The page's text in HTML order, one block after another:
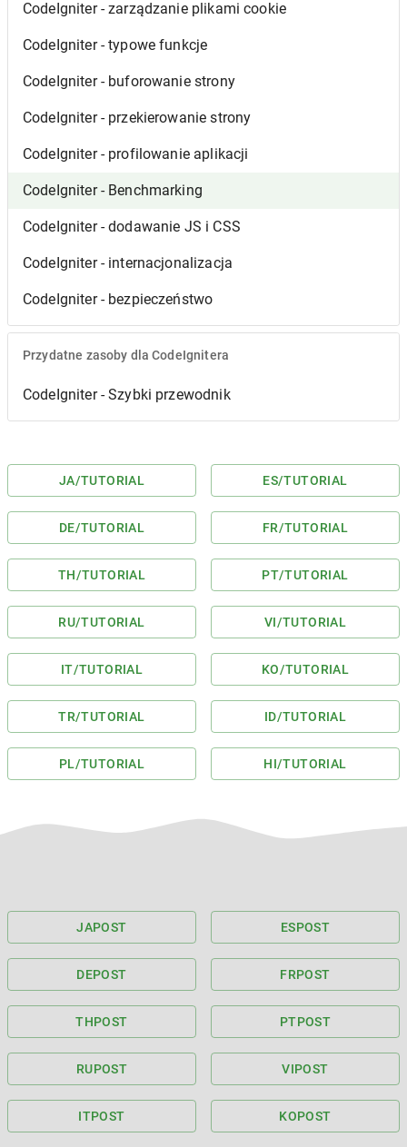
CodeIgniter - zarządzanie plikami cookie
CodeIgniter - typowe funkcje
CodeIgniter - buforowanie strony
CodeIgniter - przekierowanie strony
CodeIgniter - profilowanie aplikacji
CodeIgniter - Benchmarking
CodeIgniter - dodawanie JS i CSS
CodeIgniter - internacjonalizacja
CodeIgniter - bezpieczeństwo
Przydatne zasoby dla CodeIgnitera
CodeIgniter - Szybki przewodnik
JA/TUTORIAL ES/TUTORIAL
DE/TUTORIAL FR/TUTORIAL
TH/TUTORIAL PT/TUTORIAL
RU/TUTORIAL VI/TUTORIAL
IT/TUTORIAL KO/TUTORIAL
TR/TUTORIAL ID/TUTORIAL
PL/TUTORIAL HI/TUTORIAL
JAPOST ESPOST
DEPOST FRPOST
THPOST PTPOST
RUPOST VIPOST
ITPOST KOPOST